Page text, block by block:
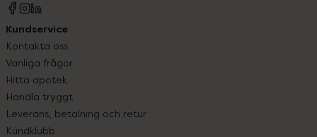
Kundservice
Kontakta oss
Vanliga frågor
Hitta apotek
Handla tryggt
Leverans, betalning och retur
Kundklubb